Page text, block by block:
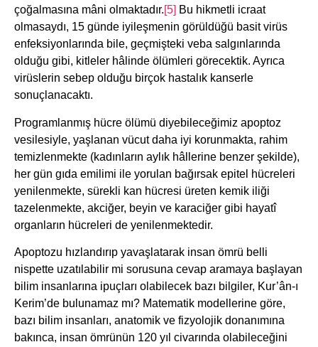
çoğalmasına mâni olmaktadır. [5] Bu hikmetli icraat
olmasaydı, 15 günde iyileşmenin görüldüğü basit virüs
enfeksiyonlarında bile, geçmişteki veba salgınlarında
olduğu gibi, kitleler hâlinde ölümleri görecektik. Ayrıca
virüslerin sebep olduğu birçok hastalık kanserle
sonuçlanacaktı.
Programlanmış hücre ölümü diyebileceğimiz apoptoz
vesilesiyle, yaşlanan vücut daha iyi korunmakta, rahim
temizlenmekte (kadınların aylık hâllerine benzer şekilde),
her gün gıda emilimi ile yorulan bağırsak epitel hücreleri
yenilenmekte, sürekli kan hücresi üreten kemik iliği
tazelenmekte, akciğer, beyin ve karaciğer gibi hayatî
organların hücreleri de yenilenmektedir.
Apoptozu hızlandırıp yavaşlatarak insan ömrü belli
nispette uzatılabilir mi sorusuna cevap aramaya başlayan
bilim insanlarına ipuçları olabilecek bazı bilgiler, Kur’ân-ı
Kerim’de bulunamaz mı? Matematik modellerine göre,
bazı bilim insanları, anatomik ve fizyolojik donanımına
bakınca, insan ömrünün 120 yıl civarında olabileceğini